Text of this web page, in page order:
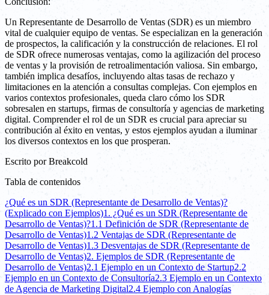
Un Representante de Desarrollo de Ventas (SDR) es un miembro
vital de cualquier equipo de ventas. Se especializan en la generación
de prospectos, la calificación y la construcción de relaciones. El rol
de SDR ofrece numerosas ventajas, como la agilización del proceso
de ventas y la provisión de retroalimentación valiosa. Sin embargo,
también implica desafíos, incluyendo altas tasas de rechazo y
limitaciones en la atención a consultas complejas. Con ejemplos en
varios contextos profesionales, queda claro cómo los SDR
sobresalen en startups, firmas de consultoría y agencias de marketing
digital. Comprender el rol de un SDR es crucial para apreciar su
contribución al éxito en ventas, y estos ejemplos ayudan a iluminar
los diversos contextos en los que prosperan.
Escrito por Breakcold
Tabla de contenidos
¿Qué es un SDR (Representante de Desarrollo de Ventas)?
(Explicado con Ejemplos)1. ¿Qué es un SDR (Representante de
Desarrollo de Ventas)?1.1 Definición de SDR (Representante de
Desarrollo de Ventas)1.2 Ventajas de SDR (Representante de
Desarrollo de Ventas)1.3 Desventajas de SDR (Representante de
Desarrollo de Ventas)2. Ejemplos de SDR (Representante de
Desarrollo de Ventas)2.1 Ejemplo en un Contexto de Startup2.2
Ejemplo en un Contexto de Consultoría2.3 Ejemplo en un Contexto
de Agencia de Marketing Digital2.4 Ejemplo con Analogías